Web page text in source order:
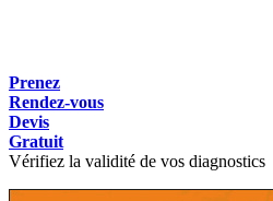
Prenez
Rendez-vous
Devis
Gratuit
Vérifiez la validité de vos diagnostics